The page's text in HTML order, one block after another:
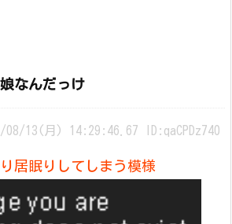
なんだっけ
08/13(月) 14:29:46.67 ID:qaCPDz740
居眠りしてしまう模様